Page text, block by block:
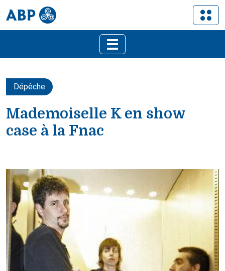
Dépêche
Mademoiselle K en show
case à la Fnac